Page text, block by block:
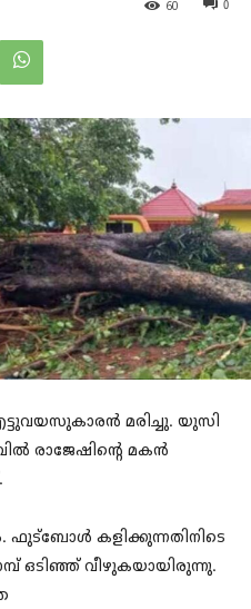
0
60
മരിച്ചു. യുസി
രാജേഷിന്റെ മകൻ
ഫുട്ബോൾ കളിക്കുന്നതിനിടെ
ഒടിഞ്ഞ് വീഴുകയായിരുന്നു.